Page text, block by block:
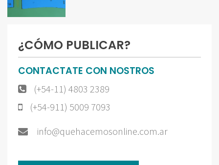
¿CÓMO PUBLICAR?
CONTACTATE CON NOSTROS
(+54-11) 4803 2389
(+54-911) 5009 7093
info@quehacemosonline.com.ar